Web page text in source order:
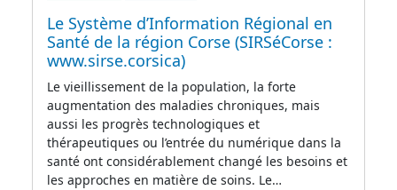
Le Système d’Information Régional en
Santé de la région Corse (SIRSéCorse :
www.sirse.corsica)
Le vieillissement de la population, la forte
augmentation des maladies chroniques, mais
aussi les progrès technologiques et
thérapeutiques ou l’entrée du numérique dans la
santé ont considérablement changé les besoins et
les approches en matière de soins. Le…